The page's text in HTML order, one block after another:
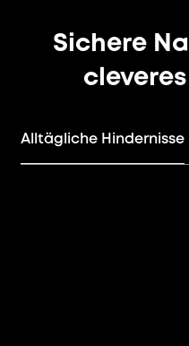
Sichere
Alltägliche Hindernisse